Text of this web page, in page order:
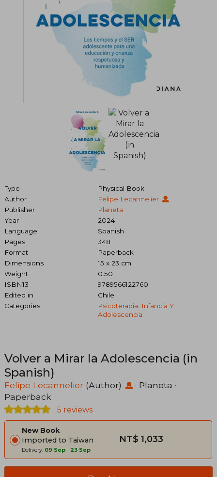
Type
Physical Book
Author
Felipe Lecannelier
Publisher
Planeta
Year
2024
Language
Spanish
Pages
348
Format
Paperback
Dimensions
15 x 23 cm
Weight
0.50
ISBN13
9789566122760
Edited in
Chile
Categories
Psicoterapia: Infancia Y
Adolescencia
Volver a Mirar la Adolescencia (in
Spanish)
Felipe Lecannelier (Author) · Planeta ·
Paperback
5 reviews
New Book
Imported to Taiwan
Delivery: 09 Sep - 23 Sep
NT$ 1,033